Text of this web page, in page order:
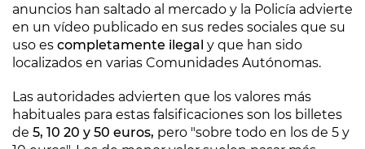
anuncios han saltado al mercado y la Policía advierte
en un vídeo publicado en sus redes sociales que su
uso es completamente ilegal y que han sido
localizados en varias Comunidades Autónomas.
Las autoridades advierten que los valores más
habituales para estas falsificaciones son los billetes
de 5, 10 20 y 50 euros, pero "sobre todo en los de 5 y